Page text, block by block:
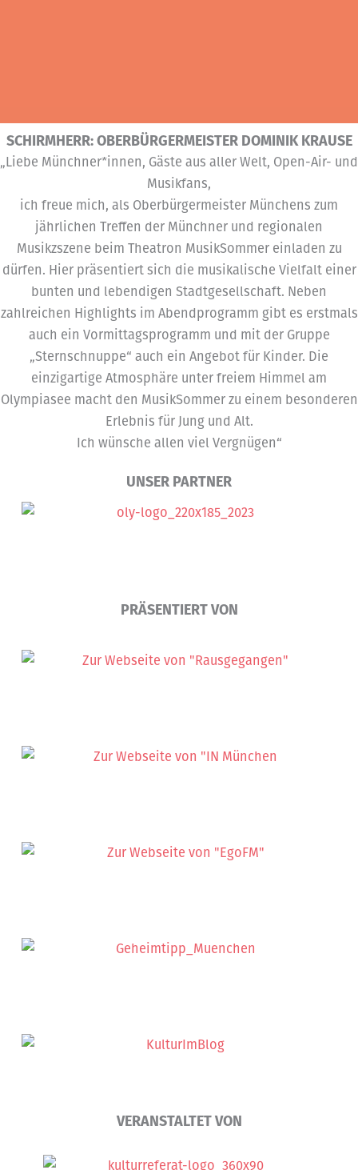
SCHIRMHERR: OBERBÜRGERMEISTER DOMINIK KRAUSE
„Liebe Münchner*innen, Gäste aus aller Welt, Open-Air- und
Musikfans,
ich freue mich, als Oberbürgermeister Münchens zum
jährlichen Treffen der Münchner und regionalen
Musikzszene beim Theatron MusikSommer einladen zu
dürfen. Hier präsentiert sich die musikalische Vielfalt einer
bunten und lebendigen Stadtgesellschaft. Neben
zahlreichen Highlights im Abendprogramm gibt es erstmals
auch ein Vormittagsprogramm und mit der Gruppe
„Sternschnuppe“ auch ein Angebot für Kinder. Die
einzigartige Atmosphäre unter freiem Himmel am
Olympiasee macht den MusikSommer zu einem besonderen
Erlebnis für Jung und Alt.
Ich wünsche allen viel Vergnügen“
UNSER PARTNER
PRÄSENTIERT VON
VERANSTALTET VON